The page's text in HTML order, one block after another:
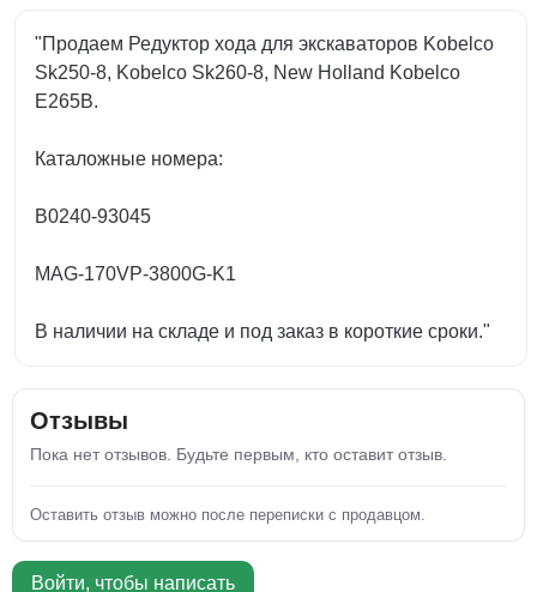
"Продаем Редуктор хода для экскаваторов Kobelco
Sk250-8, Kobelco Sk260-8, New Holland Kobelco
E265B.
Каталожные номера:
B0240-93045
MAG-170VP-3800G-K1
В наличии на складе и под заказ в короткие сроки."
Отзывы
Пока нет отзывов. Будьте первым, кто оставит отзыв.
Оставить отзыв можно после переписки с продавцом.
Войти, чтобы написать